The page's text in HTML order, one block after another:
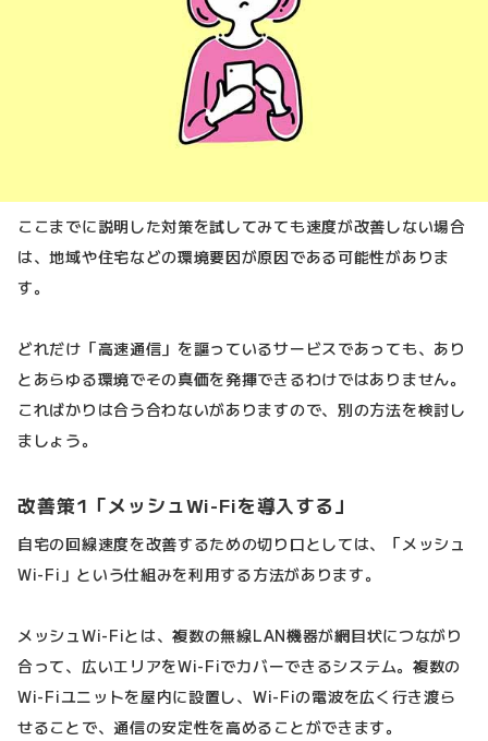
ここまでに説明した対策を試してみても速度が改善しない場合
は、地域や住宅などの環境要因が原因である可能性がありま
す。
どれだけ「高速通信」を謳っているサービスであっても、あり
とあらゆる環境でその真価を発揮できるわけではありません。
こればかりは合う合わないがありますので、別の方法を検討し
ましょう。
改善策1「メッシュWi-Fiを導入する」
自宅の回線速度を改善するための切り口としては、「メッシュ
Wi-Fi」という仕組みを利用する方法があります。
メッシュWi-Fiとは、複数の無線LAN機器が網目状につながり
合って、広いエリアをWi-Fiでカバーできるシステム。複数の
Wi-Fiユニットを屋内に設置し、Wi-Fiの電波を広く行き渡ら
せることで、通信の安定性を高めることができます。